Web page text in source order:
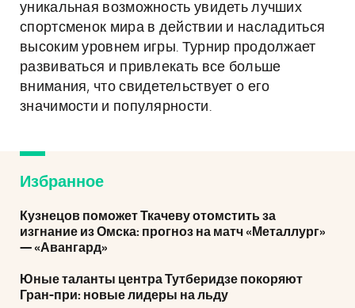
уникальная возможность увидеть лучших
спортсменок мира в действии и насладиться
высоким уровнем игры. Турнир продолжает
развиваться и привлекать все больше
внимания, что свидетельствует о его
значимости и популярности.
Избранное
Кузнецов поможет Ткачеву отомстить за
изгнание из Омска: прогноз на матч «Металлург»
— «Авангард»
Юные таланты центра Тутберидзе покоряют
Гран-при: новые лидеры на льду